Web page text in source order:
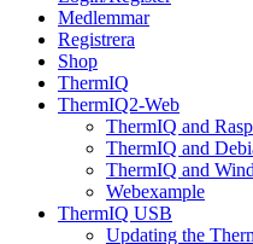
Medlemmar
Registrera
Shop
ThermIQ
ThermIQ2-Web
ThermIQ and
ThermIQ and
ThermIQ and
Webexample
ThermIQ USB
Updating the